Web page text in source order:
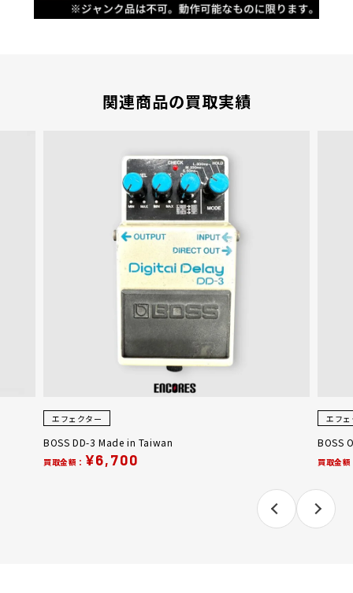
関連商品の買取実績
エフェクター
BOSS DD-3 Made in Taiwan
買取金額： ¥6,700
エフ
BOSS
買取金額